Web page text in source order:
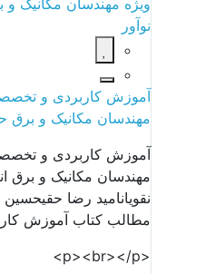
مهندسان مکانیک و برق
مهندسان مکانیک و برق
نقویانامید رضا
مطالب کتاب آموزش